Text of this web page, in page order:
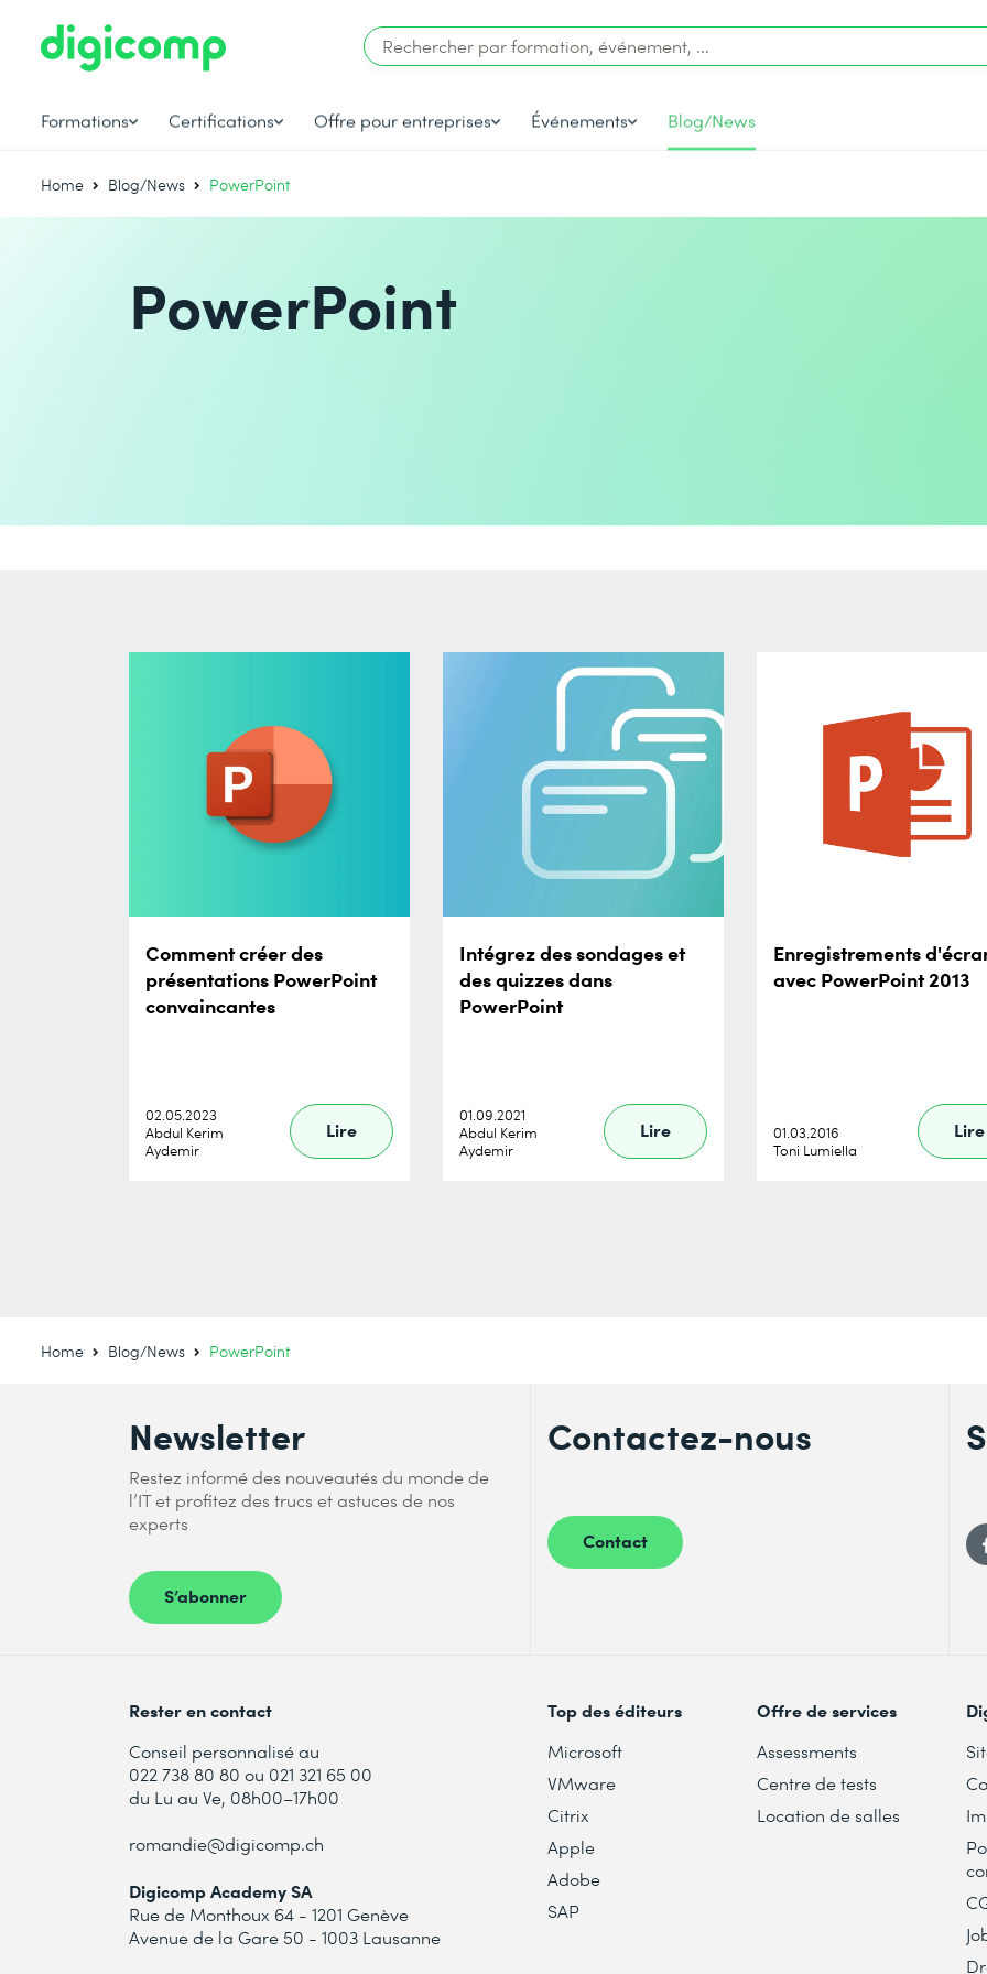
Formations Certifications Offre pour entreprises Événements Blog/News
Home Blog/News PowerPoint
PowerPoint
Comment créer des
présentations PowerPoint
convaincantes
02.05.2023
Abdul Kerim
Aydemir
Lire
Intégrez des sondages et
des quizzes dans
PowerPoint
01.09.2021
Abdul Kerim
Aydemir
Lire
Enregistrements
avec PowerPoint 2013
01.03.2016
Toni Lumiella
Lire
Home Blog/News PowerPoint
Newsletter
Restez informé des nouveautés du monde de
l’IT et profitez des trucs et astuces de nos
experts
S’abonner
Contactez-nous
Contact
Rester en contact
Conseil personnalisé au
022 738 80 80 ou 021 321 65 00
du Lu au Ve, 08h00–17h00
romandie@digicomp.ch
Digicomp Academy SA
Rue de Monthoux 64 - 1201 Genève
Avenue de la Gare 50 - 1003 Lausanne
Top des éditeurs
Microsoft
VMware
Citrix
Apple
Adobe
SAP
Offre de services
Assessments
Centre de tests
Location de salles